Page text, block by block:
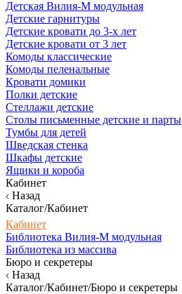
Детская Вилия-М модульная
Детские гарнитуры
Детские кровати до 3-х лет
Детские кровати от 3 лет
Комоды классические
Комоды пеленальные
Кровати домики
Полки детские
Стеллажи детские
Столы письменные детские и парты
Тумбы для детей
Шведская стенка
Шкафы детские
Ящики и короба
Кабинет
Назад
Каталог/Кабинет
Кабинет
Библиотека Вилия-М модульная
Библиотека из массива
Бюро и секретеры
Назад
Каталог/Кабинет/Бюро и секретеры